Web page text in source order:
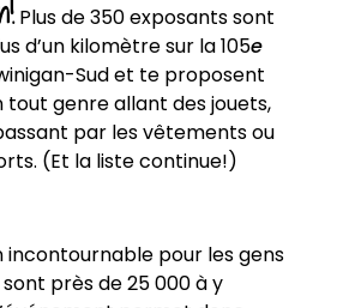
Plus de 350 exposants sont
d’un kilomètre sur la 105e
Sud et te proposent
tout genre allant des jouets,
par les vêtements ou
(Et la liste continue!)
incontournable pour les gens
sont près de 25 000 à y